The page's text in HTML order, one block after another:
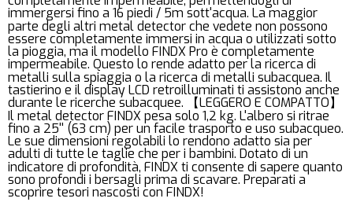
immergersi fino a 16 piedi / 5m sott'acqua. La maggior
parte degli altri metal detector che vedete non possono
essere completamente immersi in acqua o utilizzati sotto
la pioggia, ma il modello FINDX Pro è completamente
impermeabile. Questo lo rende adatto per la ricerca di
metalli sulla spiaggia o la ricerca di metalli subacquea. Il
tastierino e il display LCD retroilluminati ti assistono anche
durante le ricerche subacquee. 【LEGGERO E COMPATTO】
Il metal detector FINDX pesa solo 1,2 kg. L'albero si ritrae
fino a 25'' (63 cm) per un facile trasporto e uso subacqueo.
Le sue dimensioni regolabili lo rendono adatto sia per
adulti di tutte le taglie che per i bambini. Dotato di un
indicatore di profondità, FINDX ti consente di sapere quanto
sono profondi i bersagli prima di scavare. Preparati a
scoprire tesori nascosti con FINDX!